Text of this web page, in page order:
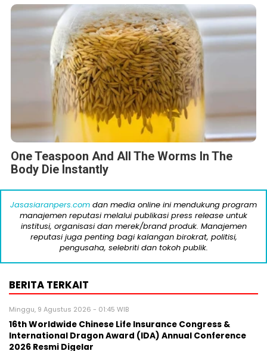
One Teaspoon And All The Worms In The
Body Die Instantly
Jasasiaranpers.com dan media online ini mendukung program
manajemen reputasi melalui publikasi press release untuk
institusi, organisasi dan merek/brand produk. Manajemen
reputasi juga penting bagi kalangan birokrat, politisi,
pengusaha, selebriti dan tokoh publik.
BERITA TERKAIT
Minggu, 9 Agustus 2026 - 01:45 WIB
16th Worldwide Chinese Life Insurance Congress &
International Dragon Award (IDA) Annual Conference
2026 Resmi Digelar